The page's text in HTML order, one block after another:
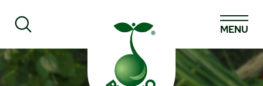
Prohledat PRO-BIO
MENU